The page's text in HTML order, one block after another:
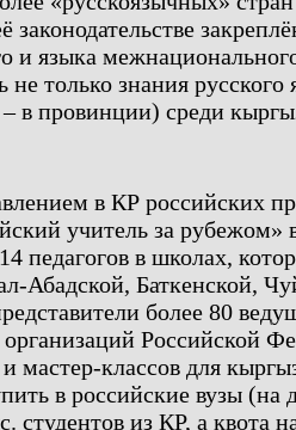
и языка
не только знания
в провинции) среди
в КР российских
учитель за рубежом»
педагогов в школах,
Абадской, Баткенской,
более 80
Российской
мастер-классов для
в российские вузы
студентов из КР, а квота